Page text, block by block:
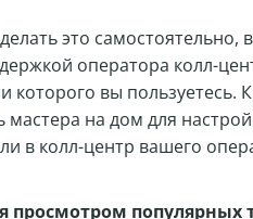
это
оператора колл-
которого вы пользуетесь.
на дом для
в колл-центр вашего
просмотром